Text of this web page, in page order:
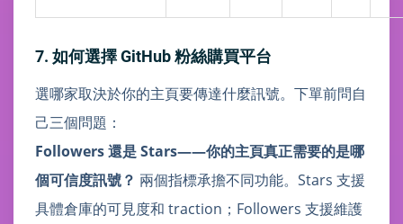
7. 如何選擇 GitHub 粉絲購買平台
選哪家取決於你的主頁要傳達什麼訊號。下單前問自
己三個問題：
Followers 還是 Stars——你的主頁真正需要的是哪
個可信度訊號？ 兩個指標承擔不同功能。Stars 支援
具體倉庫的可見度和 traction；Followers 支援維護